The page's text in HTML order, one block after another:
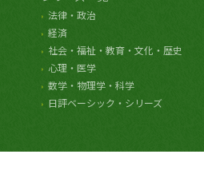
法律・政治
経済
社会・福祉・教育・文化・歴史
心理・医学
数学・物理学・科学
日評ベーシック・シリーズ